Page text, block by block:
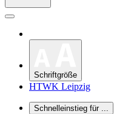
Schriftgröße
HTWK Leipzig
Schnelleinstieg für ...